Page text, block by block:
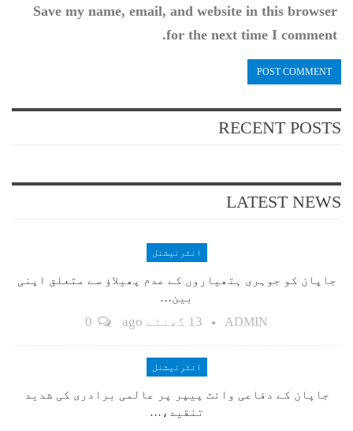
Save my name, email, and website in this browser
for the next time I comment.
RECENT POSTS
LATEST NEWS
انٹرنیشنل
جاپان کو جوہری ہتھیاروں کے عدم پھیلاؤ سے متعلق اپنی
بین…
ADMIN 13 گھنٹے ago
انٹرنیشنل
جاپان کے دفاعی وائٹ پیپر پر عالمی برادری کی شدید
تنقید،…